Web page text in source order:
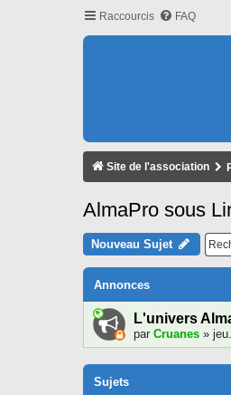
Raccourcis FAQ
Site de l'association
AlmaPro sous
Nouveau Sujet
Annonces
L'univers
par Cruanes »
Sujets